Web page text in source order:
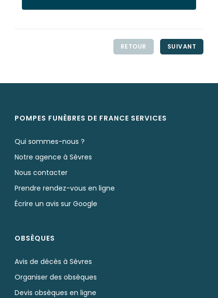
RETOUR SUIVANT
POMPES FUNÈBRES DE FRANCE SERVICES
Qui sommes-nous ?
Notre agence à Sèvres
Nous contacter
Prendre rendez-vous en ligne
Écrire un avis sur Google
OBSÈQUES
Avis de décès à Sèvres
Organiser des obsèques
Devis obsèques en ligne